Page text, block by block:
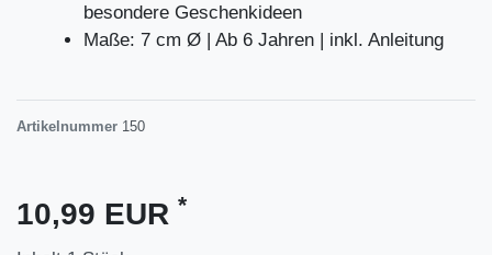
besondere Geschenkideen
Maße: 7 cm Ø | Ab 6 Jahren | inkl. Anleitung
Artikelnummer 150
10,99 EUR *